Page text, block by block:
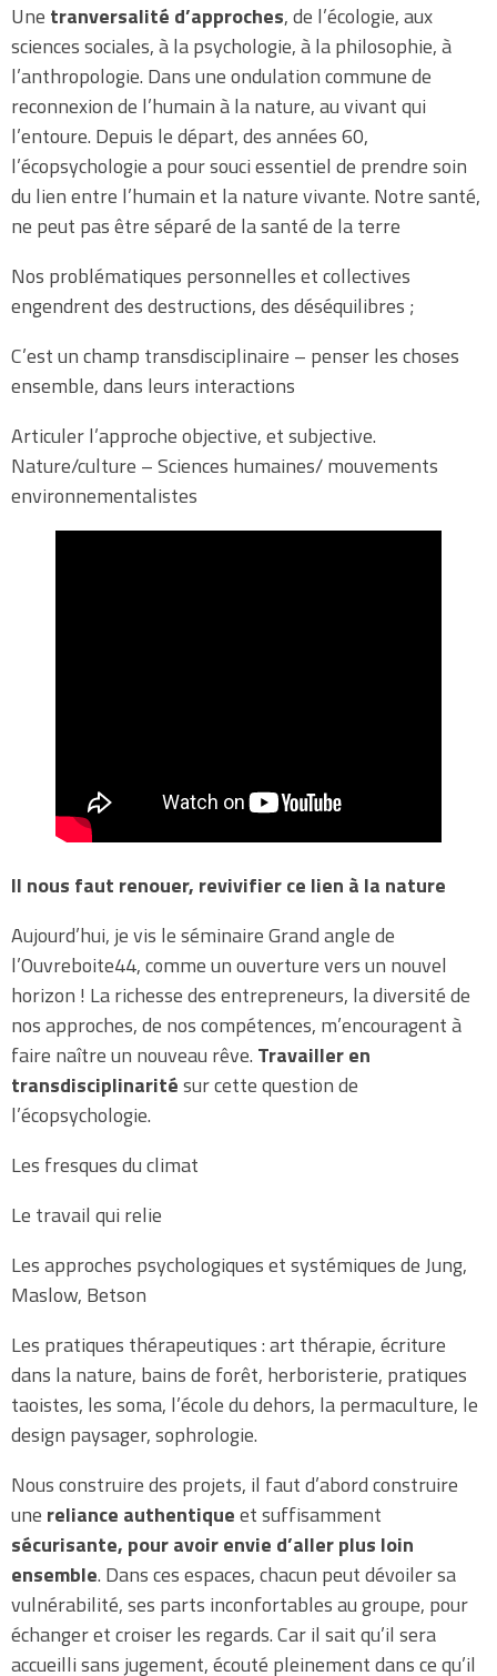
Une tranversalité d’approches, de l’écologie, aux
sciences sociales, à la psychologie, à la philosophie, à
l’anthropologie. Dans une ondulation commune de
reconnexion de l’humain à la nature, au vivant qui
l’entoure. Depuis le départ, des années 60,
l’écopsychologie a pour souci essentiel de prendre soin
du lien entre l’humain et la nature vivante. Notre santé,
ne peut pas être séparé de la santé de la terre
Nos problématiques personnelles et collectives
engendrent des destructions, des déséquilibres ;
C’est un champ transdisciplinaire – penser les choses
ensemble, dans leurs interactions
Articuler l’approche objective, et subjective.
Nature/culture – Sciences humaines/ mouvements
environnementalistes
Il nous faut renouer, revivifier ce lien à la nature
Aujourd’hui, je vis le séminaire Grand angle de
l’Ouvreboite44, comme un ouverture vers un nouvel
horizon ! La richesse des entrepreneurs, la diversité de
nos approches, de nos compétences, m’encouragent à
faire naître un nouveau rêve. Travailler en
transdisciplinaritésur cette question de
l’écopsychologie.
Les fresques du climat
Le travail qui relie
Les approches psychologiques et systémiques de Jung,
Maslow, Betson
Les pratiques thérapeutiques : art thérapie, écriture
dans la nature, bains de forêt, herboristerie, pratiques
taoistes, les soma, l’école du dehors, la permaculture, le
design paysager, sophrologie.
Nous construire des projets, il faut d’abord construire
une reliance authentiqueet suffisamment
sécurisante, pour avoir envie d’aller plus loin
ensemble. Dans ces espaces, chacun peut dévoiler sa
vulnérabilité, ses parts inconfortables au groupe, pour
échanger et croiser les regards. Car il sait qu’il sera
accueilli sans jugement, écouté pleinement dans ce qu’il